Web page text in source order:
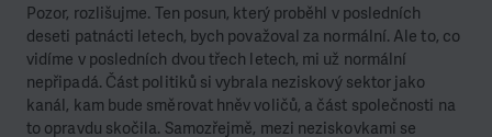
Pozor, rozlišujme. Ten posun, který proběhl v posledních
deseti patnácti letech, bych považoval za normální. Ale to, co
vidíme v posledních dvou třech letech, mi už normální
nepřipadá. Část politiků si vybrala neziskový sektor jako
kanál, kam bude směrovat hněv voličů, a část společnosti na
to opravdu skočila. Samozřejmě, mezi neziskovkami se